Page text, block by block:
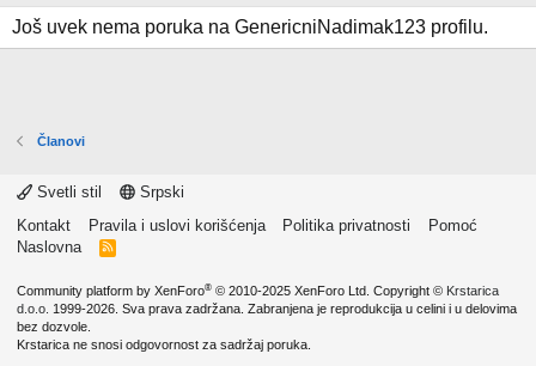
Još uvek nema poruka na GenericniNadimak123 profilu.
Članovi
Svetli stil
Srpski
Kontakt
Pravila i uslovi korišćenja Politika privatnosti
Pomoć
Naslovna
R
Community platform by XenForo® © 2010-2025 XenForo Ltd. Copyright © Krstarica
d.o.o. 1999-2026. Sva prava zadržana. Zabranjena je reprodukcija u celini i u delovima
bez dozvole.
Krstarica ne snosi odgovornost za sadržaj poruka.